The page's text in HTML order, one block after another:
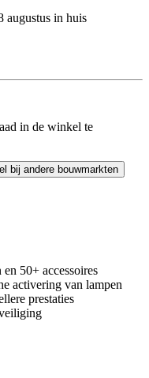
augustus in huis
in de winkel te
bij andere bouwmarkten
50+ accessoires
activering van lampen
prestaties